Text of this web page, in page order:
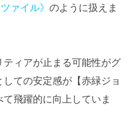
ァイル》 のように扱えま
ィアが止まる可能性がグ
ての安定感が【赤緑ジョ
飛躍的に向上していま